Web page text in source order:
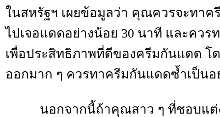
ในสหรัฐฯ เผยข้อมูลว่า คุณควรจะทา
ไปเจอแดดอย่างน้อย 30 นาที และควร
เพื่อประสิทธิภาพที่ดีของครีมกันแดด โ
ออกมาก ๆ ควรทาครีมกันแดดซ้ำเป็นอ
นอกจากนี้ถ้าคุณสาว ๆ ที่ชอบแต่ง